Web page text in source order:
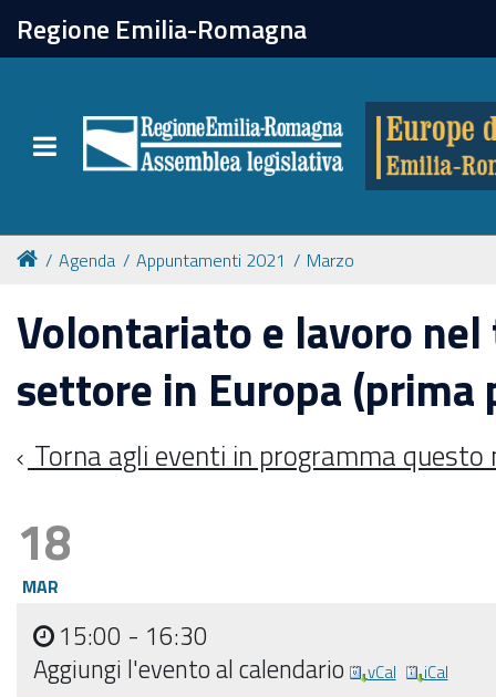
Regione Emilia-Romagna
Toggle navigation
chiudi
Attività
Formazione
Eventi
Tutte le notizie
Newsletter
Agenda Appuntamenti 2021 Marzo
Volontariato e lavoro
settore in Europa (prima
Torna agli eventi in programma questo
18
MAR
15:00 - 16:30
Aggiungi l'evento al calendario
vCal iCal